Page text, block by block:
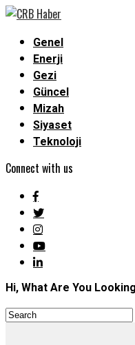
Genel
Enerji
Gezi
Güncel
Mizah
Siyaset
Teknoloji
Connect with us
Hi, What Are You